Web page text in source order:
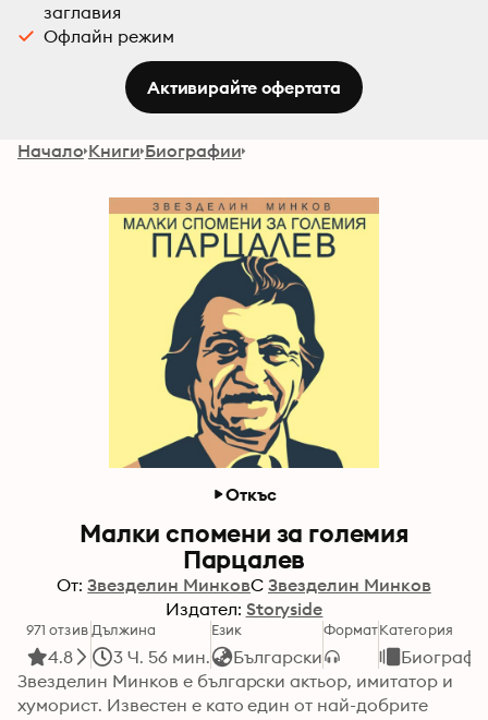
заглавия
Офлайн режим
Активирайте офертата
Начало Книги Биографии
Откъс
Малки спомени за големия
Парцалев
От: Звезделин МинковС Звезделин Минков
Издател: Storyside
971 отзив
4.8
Дължина
3 Ч. 56 мин.
Език
Български
ФорматКатегория
Звезделин Минков е български актьор, имитатор и
хуморист. Известен е като един от най-добрите